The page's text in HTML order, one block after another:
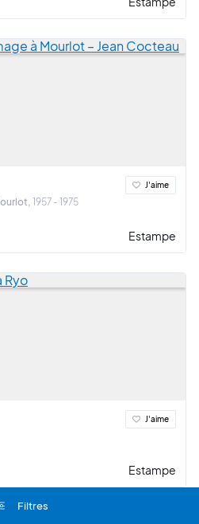
Filtres
1957 - 1975
J'aime
Estampe
J'aime
Estampe